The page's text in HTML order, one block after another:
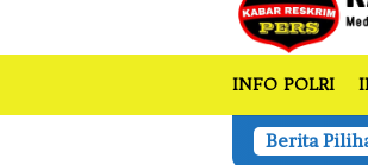
INFO POLRI
Berita
Kodim 1204/Sanggau